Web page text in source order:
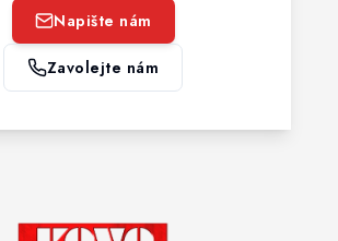
Napište nám
Zavolejte nám